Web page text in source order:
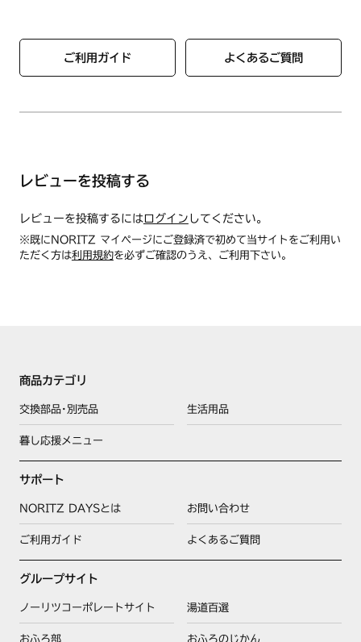
【使用方法/使用上の注意事項】
・グリルプレート波型以外に使用しないでください。破損の原
因になります。
い。
・調理終了後、高温状態の油はねガードを水などに入れて急冷
しないでください。変形の原因になります。
ご利用ガイド よくあるご質問
レビューを投稿する
レビューを投稿するにはログイン してください。
※既にNORITZ マイページにご登録済で初めて当サイトをご利用い
ただく方は利用規約を必ずご確認のうえ、ご利用下さい。
商品カテゴリ
交換部品･別売品 生活用品
暮し応援メニュー
サポート
NORITZ DAYSとは お問い合わせ
ご利用ガイド よくあるご質問
グループサイト
ノーリツコーポレートサイト 湯道百選
おふろ部 おふろのじかん